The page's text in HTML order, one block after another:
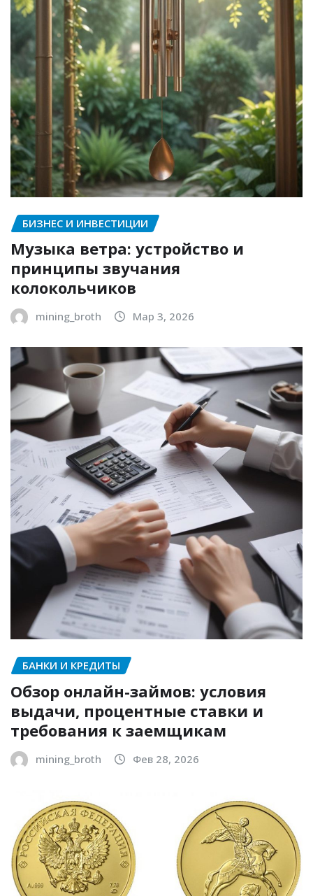
БИЗНЕС И ИНВЕСТИЦИИ
Музыка ветра: устройство и
принципы звучания
колокольчиков
mining_broth Мар 3, 2026
БАНКИ И КРЕДИТЫ
Обзор онлайн-займов: условия
выдачи, процентные ставки и
требования к заемщикам
mining_broth Фев 28, 2026